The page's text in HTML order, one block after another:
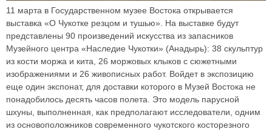
11 марта в Государственном музее Востока открывается
выставка «О Чукотке резцом и тушью». На выставке будут
представлены 90 произведений искусства из запасников
Музейного центра «Наследие Чукотки» (Анадырь): 38 скульптур
из кости моржа и кита, 26 моржовых клыков с сюжетными
изображениями и 26 живописных работ. Войдет в экспозицию
еще один экспонат, для доставки которого в Музей Востока не
понадобилось десять часов полета. Это модель парусной
шхуны, выполненная, как предполагают исследователи, одним
из основоположников современного чукотского косторезного